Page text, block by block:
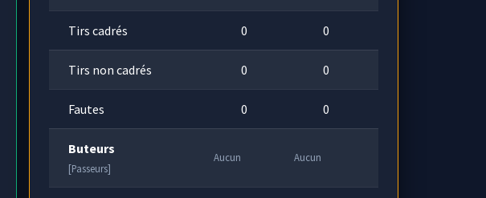
Tirs cadrés 0 0
Tirs non cadrés 0 0
Fautes 0 0
Buteurs
[Passeurs]
Aucun Aucun